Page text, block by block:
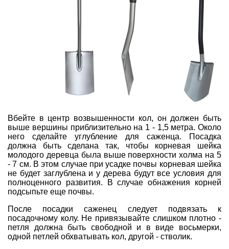
Вбейте в центр возвышенности кол, он должен быть
выше вершины приблизительно на 1 - 1,5 метра. Около
него сделайте углубление для саженца. Посадка
должна быть сделана так, чтобы корневая шейка
молодого деревца была выше поверхности холма на 5
- 7 см. В этом случае при усадке почвы корневая шейка
не будет заглублена и у дерева будут все условия для
полноценного развития. В случае обнажения корней
подсыпьте еще почвы.
После посадки саженец следует подвязать к
посадочному колу. Не привязывайте слишком плотно -
петля должна быть свободной и в виде восьмерки,
одной петлей обхватывать кол, другой - стволик.